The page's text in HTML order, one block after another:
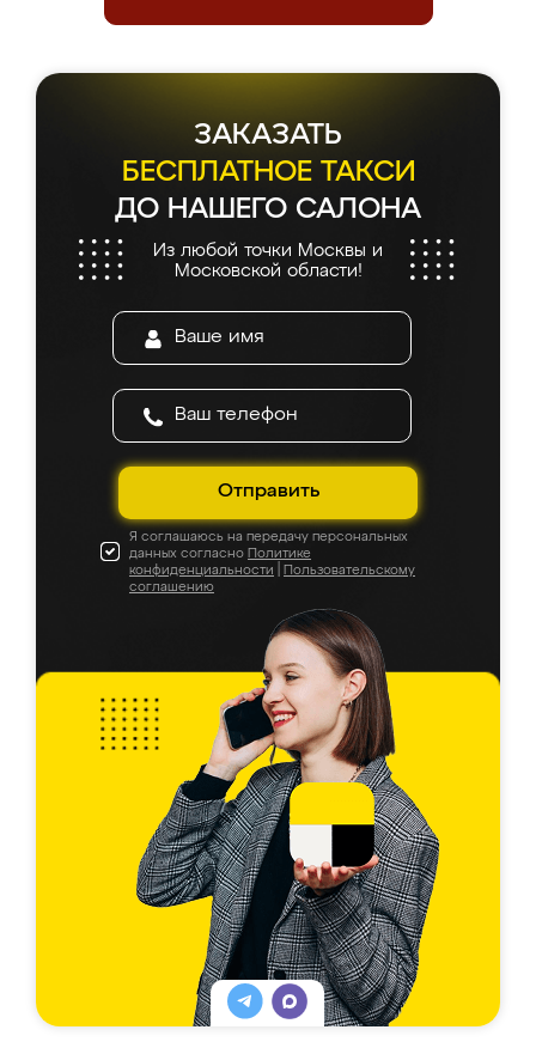
ЗАКАЗАТЬ
БЕСПЛАТНОЕ ТАКСИ
ДО НАШЕГО САЛОНА
Из любой точки Москвы и
Московской области!
Отправить
Я соглашаюсь на передачу персональных
данных согласно Политике
конфиденциальности
Пользовательскому
соглашению